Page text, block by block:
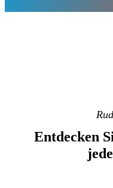
Entdecken